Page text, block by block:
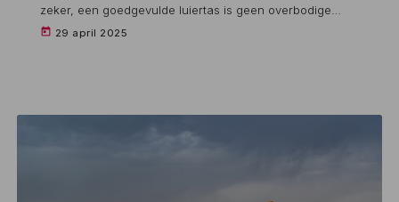
zeker, een goedgevulde luiertas is geen overbodige
luxe. Sterker nog, het is zo’n beetje je redding tijdens elk
today 29 april 2025